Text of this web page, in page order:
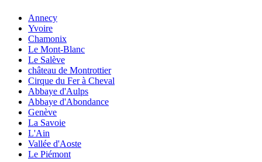
Annecy
Yvoire
Chamonix
Le Mont-Blanc
Le Salève
château de Montrottier
Cirque du Fer à Cheval
Abbaye d'Aulps
Abbaye d'Abondance
Genève
La Savoie
L'Ain
Vallée d'Aoste
Le Piémont